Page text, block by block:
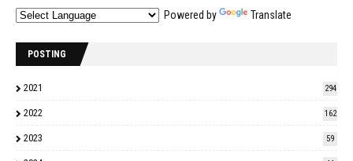
Powered by Translate
POSTING
2021 294
2022 162
2023 59